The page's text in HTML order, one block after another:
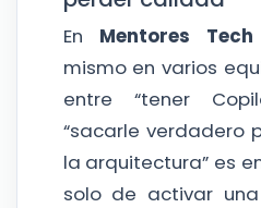
En Mentores Tech
mismo en varios
entre “tener
“sacarle verdadero
la arquitectura” es
solo de activar